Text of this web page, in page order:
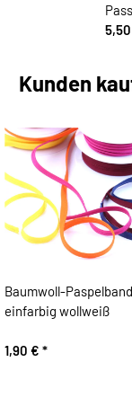
Kunden
Baumwoll-
einfarbig wollweiß
1,90 € *